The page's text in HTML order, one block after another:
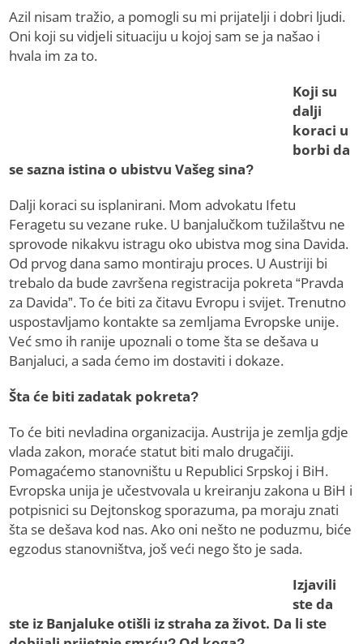
Azil nisam tražio, a pomogli su mi prijatelji i dobri ljudi.
Oni koji su vidjeli situaciju u kojoj sam se ja našao i
hvala im za to.
Koji su
dalji
koraci u
borbi da
se sazna istina o ubistvu Vašeg sina?
Dalji koraci su isplanirani. Mom advokatu Ifetu
Feragetu su vezane ruke. U banjalučkom tužilaštvu ne
sprovode nikakvu istragu oko ubistva mog sina Davida.
Od prvog dana samo montiraju proces. U Austriji bi
trebalo da bude završena registracija pokreta “Pravda
za Davida”. To će biti za čitavu Evropu i svijet. Trenutno
uspostavljamo kontakte sa zemljama Evropske unije.
Već smo ih ranije upoznali o tome šta se dešava u
Banjaluci, a sada ćemo im dostaviti i dokaze.
Šta će biti zadatak pokreta?
To će biti nevladina organizacija. Austrija je zemlja gdje
vlada zakon, moraće statut biti malo drugačiji.
Pomagaćemo stanovništu u Republici Srpskoj i BiH.
Evropska unija je učestvovala u kreiranju zakona u BiH i
potpisnici su Dejtonskog sporazuma, pa moraju znati
šta se dešava kod nas. Ako oni nešto ne poduzmu, biće
egzodus stanovništva, još veći nego što je sada.
Izjavili
ste da
ste iz Banjaluke otišli iz straha za život. Da li ste